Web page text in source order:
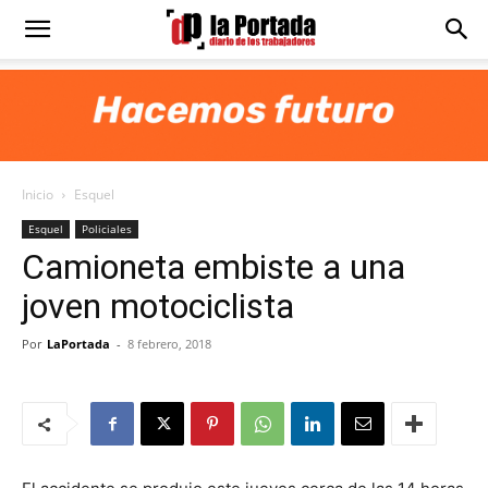
Diario
Portada
Inicio Esquel
Esquel Policiales
Camioneta embiste a una
joven motociclista
Por LaPortada - 8 febrero, 2018